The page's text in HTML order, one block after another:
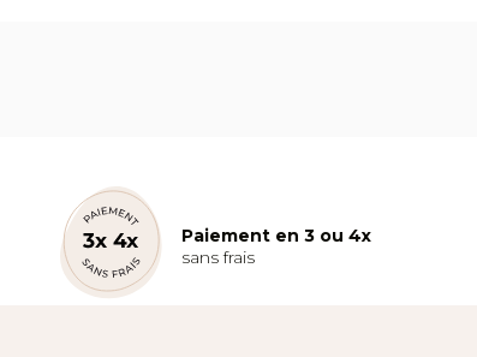
Paiement en 3 ou 4x
sans frais